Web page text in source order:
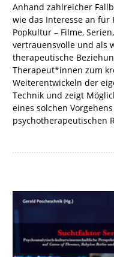
Anhand zahlreicher
wie das Interesse an
Popkultur – Filme,
vertrauensvolle und als
therapeutische
Therapeut*innen zum
Weiterentwickeln der
Technik und zeigt
eines solchen
psychotherapeutischen